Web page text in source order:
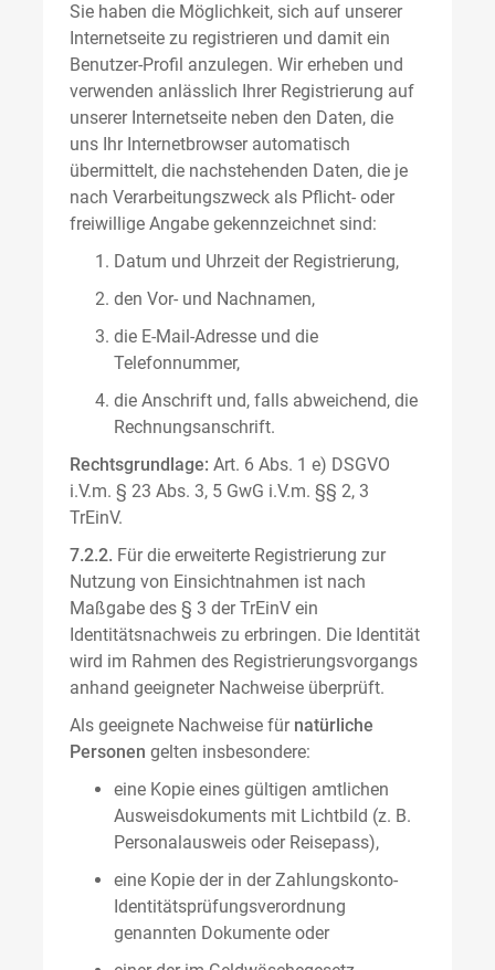
Sie haben die Möglichkeit, sich auf unserer
Internetseite zu registrieren und damit ein
Benutzer-Profil anzulegen. Wir erheben und
verwenden anlässlich Ihrer Registrierung auf
unserer Internetseite neben den Daten, die
uns Ihr Internetbrowser automatisch
übermittelt, die nachstehenden Daten, die je
nach Verarbeitungszweck als Pflicht- oder
freiwillige Angabe gekennzeichnet sind:
Datum und Uhrzeit der Registrierung,
den Vor- und Nachnamen,
die E-Mail-Adresse und die
Telefonnummer,
die Anschrift und, falls abweichend, die
Rechnungsanschrift.
Rechtsgrundlage: Art. 6 Abs. 1 e) DSGVO
i.V.m. § 23 Abs. 3, 5 GwG i.V.m. §§ 2, 3
TrEinV.
7.2.2. Für die erweiterte Registrierung zur
Nutzung von Einsichtnahmen ist nach
Maßgabe des § 3 der TrEinV ein
Identitätsnachweis zu erbringen. Die Identität
wird im Rahmen des Registrierungsvorgangs
anhand geeigneter Nachweise überprüft.
Als geeignete Nachweise für natürliche
Personen gelten insbesondere:
eine Kopie eines gültigen amtlichen
Ausweisdokuments mit Lichtbild (z. B.
Personalausweis oder Reisepass),
eine Kopie der in der Zahlungskonto-
Identitätsprüfungsverordnung
genannten Dokumente oder